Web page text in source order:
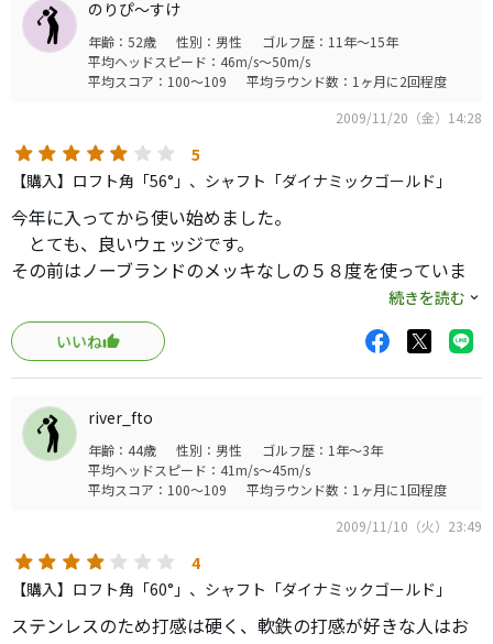
のりぴ〜すけ
年齢：52歳 性別：男性
ゴルフ歴：11年～15年
平均ヘッドスピード：46m/s～50m/s
平均スコア：100～109
平均ラウンド数：1ヶ月に2回程度
2009/11/20（金）14:28
5
【購入】ロフト角「56°」、シャフト「ダイナミックゴールド」
今年に入ってから使い始めました。
とても、良いウェッジです。
その前はノーブランドのメッキなしの５８度を使っていま
したが、ザックリが多く苦労してみました。購入サイトで
みたらバンスが16度もあり、racに変えました。
小生の打球は落ちたグリーンに埋まってしまうほど超高
弾道のため、スピン性能は何ともいえませんが、お気に入
れです。
続きを読む
いいね
river_fto
年齢：44歳 性別：男性
ゴルフ歴：1年～3年
平均ヘッドスピード：41m/s～45m/s
平均スコア：100～109
平均ラウンド数：1ヶ月に1回程度
2009/11/10（火）23:49
4
【購入】ロフト角「60°」、シャフト「ダイナミックゴールド」
ステンレスのため打感は硬く、軟鉄の打感が好きな人はお